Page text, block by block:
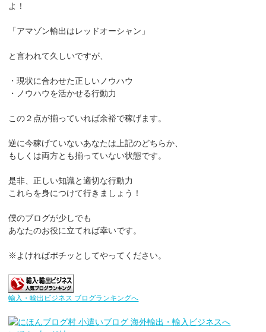
よ！
「アマゾン輸出はレッドオーシャン」
と言われて久しいですが、
・現状に合わせた正しいノウハウ
・ノウハウを活かせる行動力
この２点が揃っていれば余裕で稼げます。
逆に今稼げていないあなたは上記のどちらか、
もしくは両方とも揃っていない状態です。
是非、正しい知識と適切な行動力
これらを身につけて行きましょう！
僕のブログが少しでも
あなたのお役に立てれば幸いです。
※よければポチッとしてやってください。
輸入・輸出ビジネス ブログランキングへ